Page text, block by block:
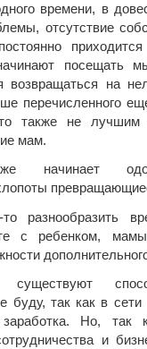
времени, в
отсутствие
посещать
возвращаться на
перечисленного
также не лучшим
мам.
начинает
разнообразить
с ребенком, мамы
буду, так как в сети
Но, так
и